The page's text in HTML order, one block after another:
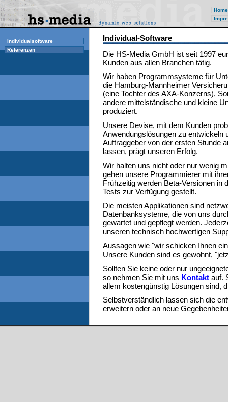
Home
Individualsoftware
Referenzen
Individual-Software
Die HS-Media GmbH ist seit 1997
Kunden aus allen Branchen tätig.
Wir haben Programmsysteme für
die Hamburg-Mannheimer
(eine Tochter des AXA-Konzerns),
andere mittelständische und kleine
produziert.
Unsere Devise, mit dem Kunden
Anwendungslösungen zu entwickeln
Auftraggeber von der ersten Stunde
lassen, prägt unseren Erfolg.
Wir halten uns nicht oder nur wenig
gehen unsere Programmierer mit
Frühzeitig werden Beta-Versionen in
Tests zur Verfügung gestellt.
Die meisten Applikationen sind
Datenbanksysteme, die von uns
gewartet und gepflegt werden.
unseren technisch hochwertigen
Aussagen wie "wir schicken Ihnen
Unsere Kunden sind es gewohnt,
Sollten Sie keine oder nur
so nehmen Sie mit uns Kontakt auf.
allem kostengünstig Lösungen sind,
Selbstverständlich lassen sich die
erweitern oder an neue